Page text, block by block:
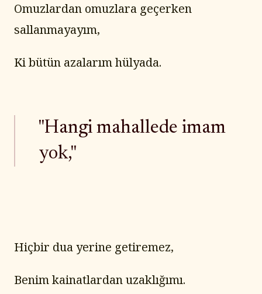
Omuzlardan omuzlara geçerken
sallanmayayım,
Ki bütün azalarım hülyada.
"Hangi mahallede imam
yok,"
Hiçbir dua yerine getiremez,
Benim kainatlardan uzaklığımı.